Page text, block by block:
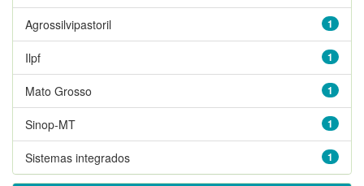
1
Agrossilvipastoril
1
Ilpf
1
Mato Grosso
1
Sinop-MT
1
Sistemas integrados